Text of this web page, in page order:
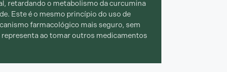
retardando o metabolismo da curcumina
Este é o mesmo princípio do uso de
farmacológico mais seguro, sem
ao tomar outros medicamentos